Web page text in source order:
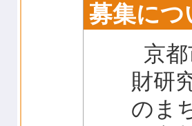
募集につ
京
財研
のま